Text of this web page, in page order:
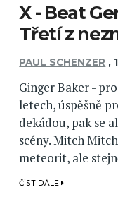
X - Beat
Třetí z
PAUL SCHENZER ,
Ginger Baker -
letech, úspěšně
dekádou, pak se
scény. Mitch
meteorit, ale
ČÍST DÁLE